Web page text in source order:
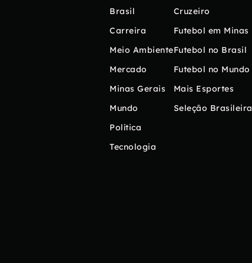
Brasil
Carreira
Meio Ambiente
Mercado
Minas Gerais
Mundo
Política
Tecnologia
Cruzeiro
Futebol em Minas
Futebol no Brasil
Futebol no Mundo
Mais Esportes
Seleção Brasileira